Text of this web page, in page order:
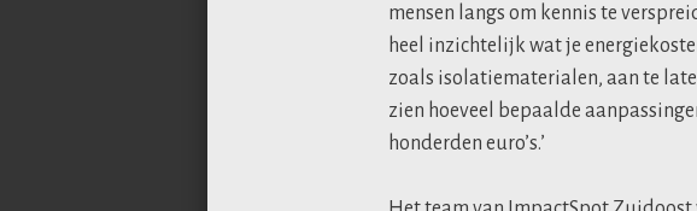
mensen langs om kennis te
heel inzichtelijk wat je
zoals isolatiematerialen, aan te
zien hoeveel bepaalde
honderden euro’s.’